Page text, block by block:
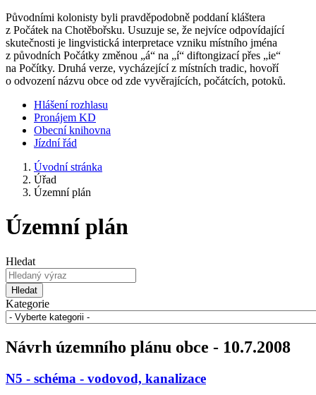
Původními kolonisty byli pravděpodobně poddaní kláštera
z Počátek na Chotěbořsku. Usuzuje se, že nejvíce odpovídající
skutečnosti je lingvistická interpretace vzniku místního jména
z původních Počátky změnou „á“ na „í“ diftongizací přes „ie“
na Počítky. Druhá verze, vycházející z místních tradic, hovoří
o odvození názvu obce od zde vyvěrajících, počátcích, potoků.
Hlášení rozhlasu
Pronájem KD
Obecní knihovna
Jízdní řád
Úvodní stránka
Úřad
Územní plán
Územní plán
Hledat
Hledat
Kategorie
Návrh územního plánu obce - 10.7.2008
N5 - schéma - vodovod, kanalizace